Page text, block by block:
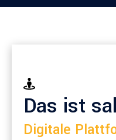
Das ist
Digitale